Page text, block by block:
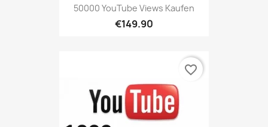
50000 YouTube Views Kaufen
€149.90
favorite_border